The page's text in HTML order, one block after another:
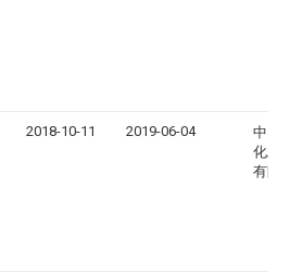
2018-10-11 2019-06-04
中国
化工
有限